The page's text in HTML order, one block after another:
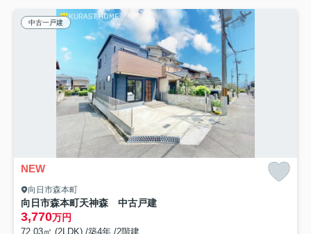
中古一戸建
NEW
向日市森本町
向日市森本町天神森 中古戸建
3,770万円
72.03㎡ (2LDK) /築4年 /2階建